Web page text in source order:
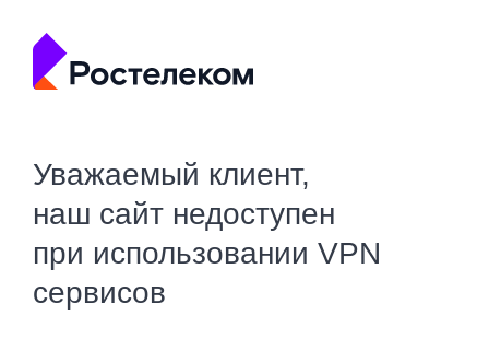
Уважаемый клиент,
наш сайт недоступен
при использовании VPN
сервисов